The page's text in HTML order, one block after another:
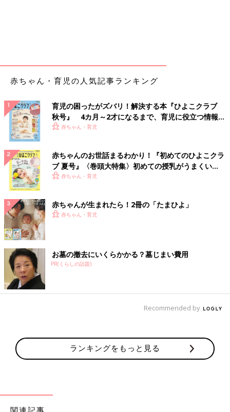
赤ちゃん・育児の人気記事ランキング
育児の困ったがズバリ！解決する本『ひよこクラブ
秋号』 4カ月～2才になるまで、育児に役立つ情報が
いっぱい！
赤ちゃん・育児
赤ちゃんのお世話まるわかり！『初めてのひよこクラ
ブ 夏号』〈巻頭大特集〉初めての授乳がうまくい
く！ おっぱい・ミルクの基本と夏のトラブル 解決テ
赤ちゃん・育児
赤ちゃんが生まれたら！2冊の「たまひよ」
赤ちゃん・育児
お墓の撤去にいくらかかる？墓じまい費用
PR(くらしの話題)
Recommended by
ランキングをもっと見る
関連記事